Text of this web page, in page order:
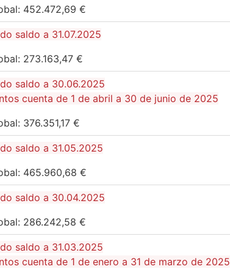
452.472,69 €
saldo a 31.07.2025
273.163,47 €
saldo a 30.06.2025
cuenta de 1 de abril a 30 de junio de 2025
376.351,17 €
saldo a 31.05.2025
465.960,68 €
saldo a 30.04.2025
286.242,58 €
saldo a 31.03.2025
cuenta de 1 de enero a 31 de marzo de 2025